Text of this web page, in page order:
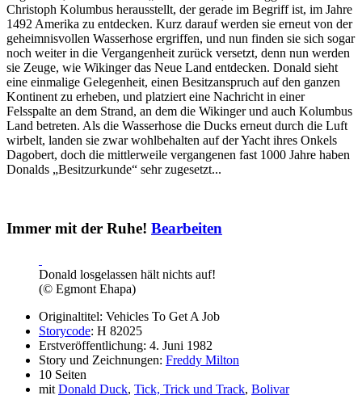
Christoph Kolumbus herausstellt, der gerade im Begriff ist, im Jahre
1492 Amerika zu entdecken. Kurz darauf werden sie erneut von der
geheimnisvollen Wasserhose ergriffen, und nun finden sie sich sogar
noch weiter in die Vergangenheit zurück versetzt, denn nun werden
sie Zeuge, wie Wikinger das Neue Land entdecken. Donald sieht
eine einmalige Gelegenheit, einen Besitzanspruch auf den ganzen
Kontinent zu erheben, und platziert eine Nachricht in einer
Felsspalte an dem Strand, an dem die Wikinger und auch Kolumbus
Land betreten. Als die Wasserhose die Ducks erneut durch die Luft
wirbelt, landen sie zwar wohlbehalten auf der Yacht ihres Onkels
Dagobert, doch die mittlerweile vergangenen fast 1000 Jahre haben
Donalds „Besitzurkunde“ sehr zugesetzt...
Immer mit der Ruhe! Bearbeiten
Donald losgelassen hält nichts auf!
(© Egmont Ehapa)
Originaltitel: Vehicles To Get A Job
Storycode: H 82025
Erstveröffentlichung: 4. Juni 1982
Story und Zeichnungen: Freddy Milton
10 Seiten
mit Donald Duck, Tick, Trick und Track, Bolivar